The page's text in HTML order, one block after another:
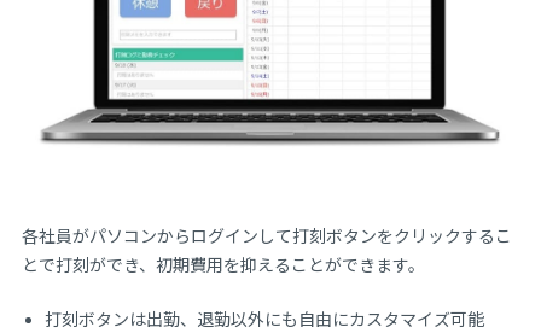
各社員がパソコンからログインして打刻ボタンをクリックするこ
とで打刻ができ、初期費用を抑えることができます。
打刻ボタンは出勤、退勤以外にも自由にカスタマイズ可能